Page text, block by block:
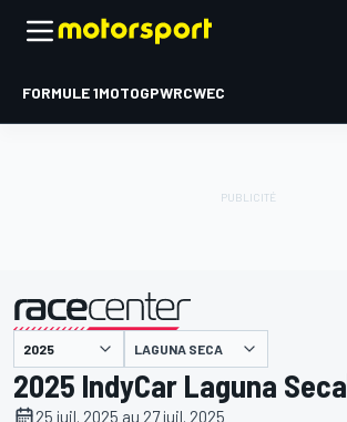
FORMULE 1MOTOGPWRCWEC
présenté par LAGUNA SECA
2025 IndyCar Laguna Seca
25 juil. 2025 au 27 juil. 2025